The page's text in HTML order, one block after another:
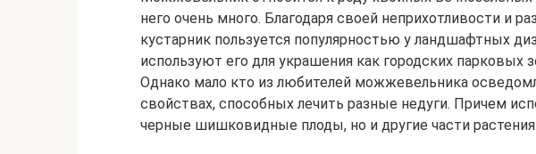
него очень много. Благодаря своей неприхотливости и
кустарник пользуется популярностью у ландшафтных
используют его для украшения как городских парковых
Однако мало кто из любителей можжевельника
свойствах, способных лечить разные недуги. Причем
черные шишковидные плоды, но и другие части растения.